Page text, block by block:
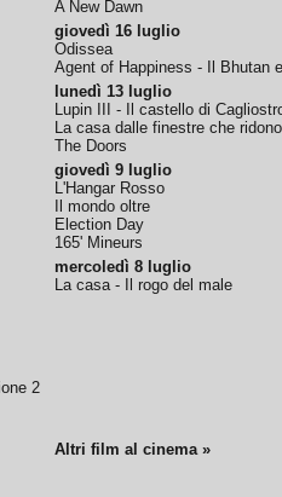
2
A New Dawn
giovedì 16 luglio
Odissea
Agent of Happiness - Il Bhutan
lunedì 13 luglio
Lupin III - Il castello di
La casa dalle finestre che ridono
The Doors
giovedì 9 luglio
L'Hangar Rosso
Il mondo oltre
Election Day
165' Mineurs
mercoledì 8 luglio
La casa - Il rogo del male
Altri film al cinema »